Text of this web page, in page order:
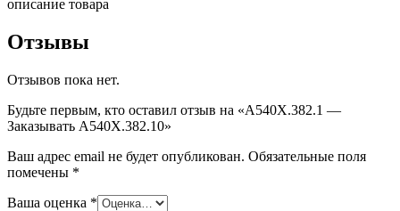
описание товара
Отзывы
Отзывов пока нет.
Будьте первым, кто оставил отзыв на «A540X.382.1 —
Заказывать A540X.382.10»
Ваш адрес email не будет опубликован. Обязательные поля
помечены *
Ваша оценка *